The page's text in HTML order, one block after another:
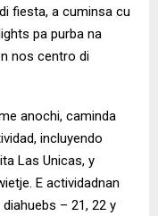
fiesta, a cuminsa cu
pa purba na
nos centro di
anochi, caminda
incluyendo
Las Unicas, y
E actividadnan
– 21, 22 y